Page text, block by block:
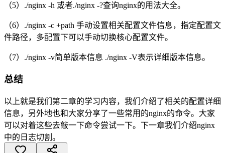
（5）./nginx -h 或者./nginx -?查询nginx的用法大全。
（6）./nginx -c +path 手动设置相关配置文件信息，指定配置文
件路径，多配置下可以手动切换核心配置文件。
（7）./nginx -v简单版本信息 ./nginx -V表示详细版本信息。
总结
以上就是我们第二章的学习内容，我们介绍了相关的配置详细
信息，另外地也和大家分享了一些常用的nginx的命令。大家
可以对着这些去敲一下命令尝试一下。下一章我们介绍nginx
中的日志切割。